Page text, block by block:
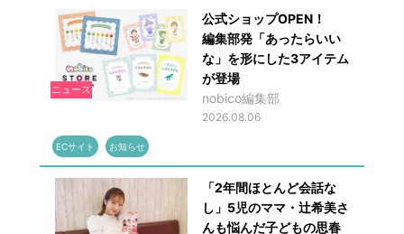
ニュース
公式ショップOPEN！
編集部発「あったらいい
な」を形にした3アイテム
が登場
nobico編集部
2026.08.06
ECサイト お知らせ
「2年間ほとんど会話な
し」5児のママ・辻希美さ
んも悩んだ子どもの思春